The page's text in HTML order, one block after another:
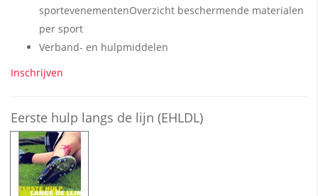
sportevenementenOverzicht beschermende materialen
per sport
Verband- en hulpmiddelen
Inschrijven
Eerste hulp langs de lijn (EHLDL)